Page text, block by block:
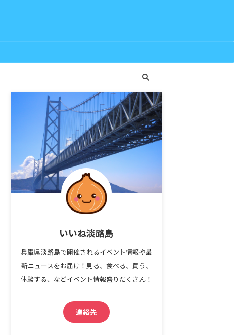
いいね淡路島
兵庫県淡路島で開催されるイベント情報や最
新ニュースをお届け！見る、食べる、買う、
体験する、などイベント情報盛りだくさん！
連絡先